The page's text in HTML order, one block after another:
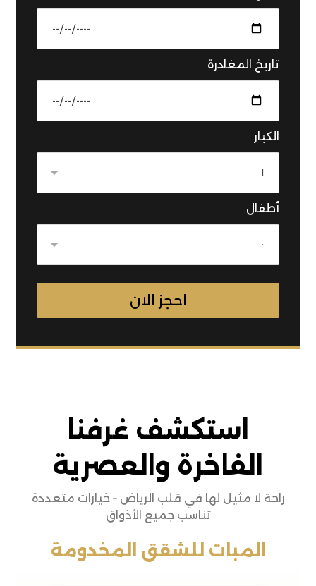
تاريخ المغادرة
الكبار
أطفال
استكشف غرفنا
الفاخرة والعصرية
راحة لا مثيل لها في قلب الرياض – خيارات متعددة
تناسب جميع الأذواق
المبات للشقق المخدومة